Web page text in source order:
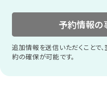
予約情報
追加情報を送信いただくことで
約の確保が可能です。